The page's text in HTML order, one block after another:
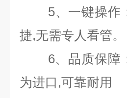
5、一键操作
捷,无需专人看管。
6、品质保障
为进口 ,可靠耐用